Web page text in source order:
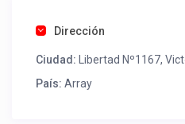
como un profesional sin
Tel contacto propiedad:(56)
Dirección
Ciudad:
Libertad Nº1167,
País: Array